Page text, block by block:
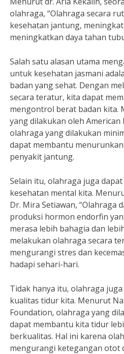
olahraga, “Olahraga secara
kesehatan jantung,
meningkatkan daya tahan
Salah satu alasan utama
untuk kesehatan jasmani
badan yang sehat. Dengan
secara teratur, kita dapat
mengontrol berat badan kita.
yang dilakukan oleh American
olahraga yang dilakukan
dapat membantu
penyakit jantung.
Selain itu, olahraga juga
kesehatan mental kita.
Dr. Mira Setiawan, “Olahraga
produksi hormon endorfin
merasa lebih bahagia dan
melakukan olahraga secara
mengurangi stres dan
hadapi sehari-hari.
Tidak hanya itu, olahraga
kualitas tidur kita. Menurut
Foundation, olahraga yang
dapat membantu kita tidur
berkualitas. Hal ini karena
mengurangi ketegangan otot